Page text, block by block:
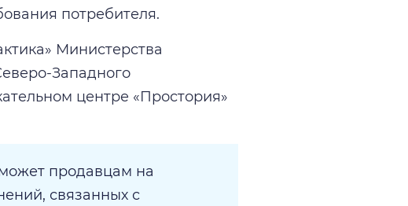
потребителя.
Министерства
Западного
центре «Простория»
продавцам на
связанных с